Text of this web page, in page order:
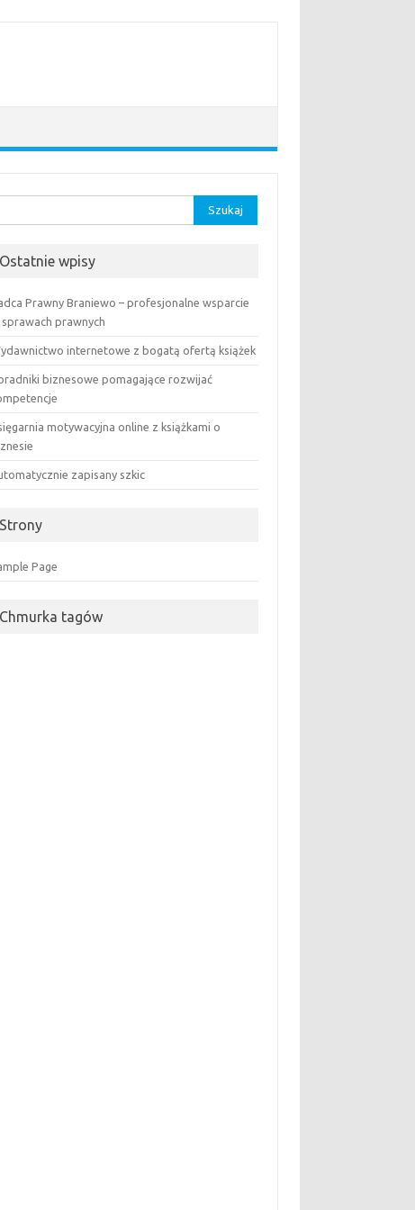
Ostatnie wpisy
Prawny Braniewo – profesjonalne wsparcie
sprawach prawnych
internetowe z bogatą ofertą książek
biznesowe pomagające rozwijać
motywacyjna online z książkami o
zapisany szkic
Strony
Page
Chmurka tagów